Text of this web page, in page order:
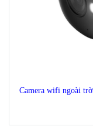
Camera wifi ngoài